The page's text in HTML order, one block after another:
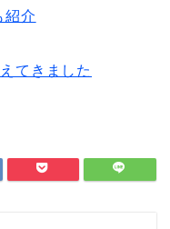
紹介
てきました